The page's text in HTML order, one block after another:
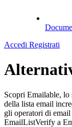
Accedi Registrati
Scopri Emailable,
della lista email
gli operatori di
EmailListVerify a